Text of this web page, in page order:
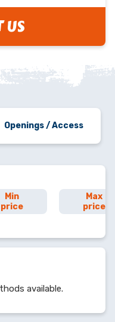
US
Openings / Access
Min
price
Max
price
available.